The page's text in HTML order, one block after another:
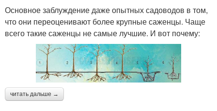
Основное заблуждение даже опытных садоводов в том,
что они переоценивают более крупные саженцы. Чаще
всего такие саженцы не самые лучшие. И вот почему:
читать дальше →